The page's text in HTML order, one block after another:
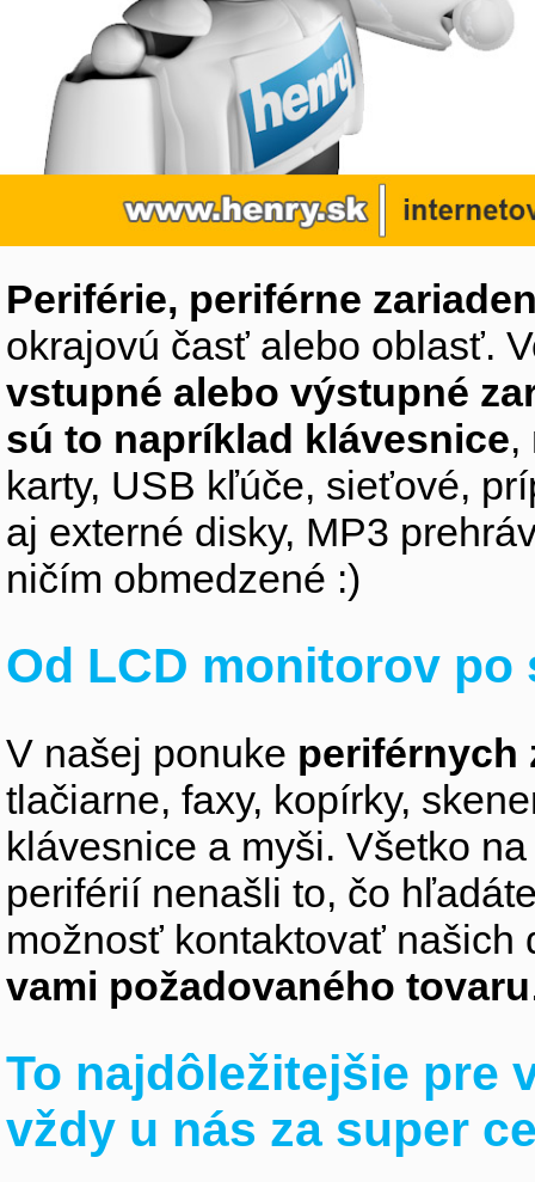
Periférie, periférne
okrajovú časť alebo oblasť.
vstupné alebo výstupné
sú to napríklad klávesnice,
karty, USB kľúče, sieťové,
aj externé disky, MP3
ničím obmedzené :)
Od LCD monitorov
V našej ponuke periférnych
tlačiarne, faxy, kopírky,
klávesnice a myši. Všetko
periférií nenašli to, čo
možnosť kontaktovať
vami požadovaného tovaru
To najdôležitejšie pre
vždy u nás za super